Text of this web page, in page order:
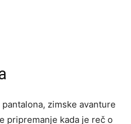
zimske avanture
pripremanje kada je reč o